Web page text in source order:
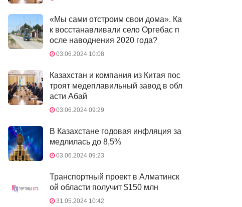
«Мы сами отстроим свои дома». Ка
к восстанавливали село Оргебас п
осле наводнения 2020 года?
03.06.2024 10:08
Казахстан и компания из Китая пос
троят медеплавильный завод в обл
асти Абай
03.06.2024 09:29
В Казахстане годовая инфляция за
медлилась до 8,5%
03.06.2024 09:23
Транспортный проект в Алматинск
ой области получит $150 млн
31.05.2024 10:42